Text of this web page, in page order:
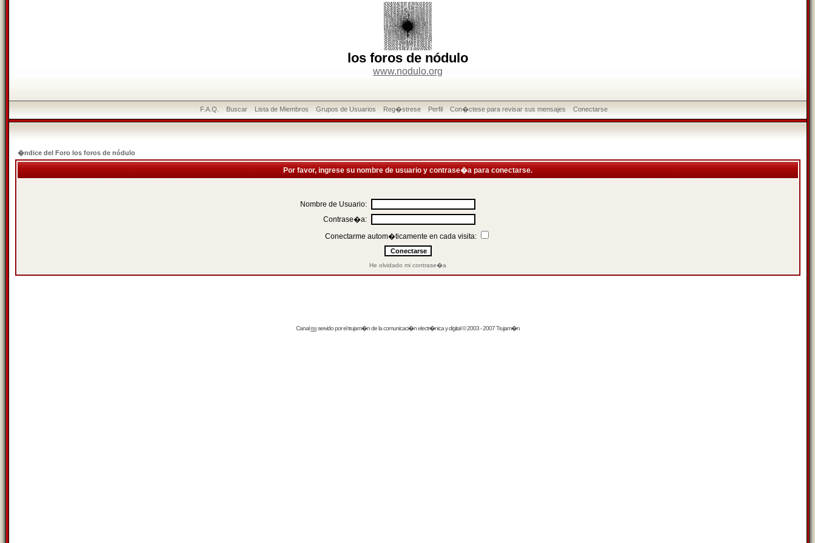
los foros de nódulo
www.nodulo.org
F.A.Q. Buscar Lista de Miembros Grupos de Usuarios Reg�strese Perfil Con�ctese para revisar sus mensajes Conectarse
�ndice del Foro los foros de nódulo
Por favor, ingrese su nombre de usuario y contrase�a para conectarse.
Nombre de Usuario:
Contrase�a:
Conectarme autom�ticamente en cada visita:
He olvidado mi contrase�a
Canalrssservido por eltrujam�nde la comunicaci�n electr�nica y digital © 2003 - 2007 Trujam�n